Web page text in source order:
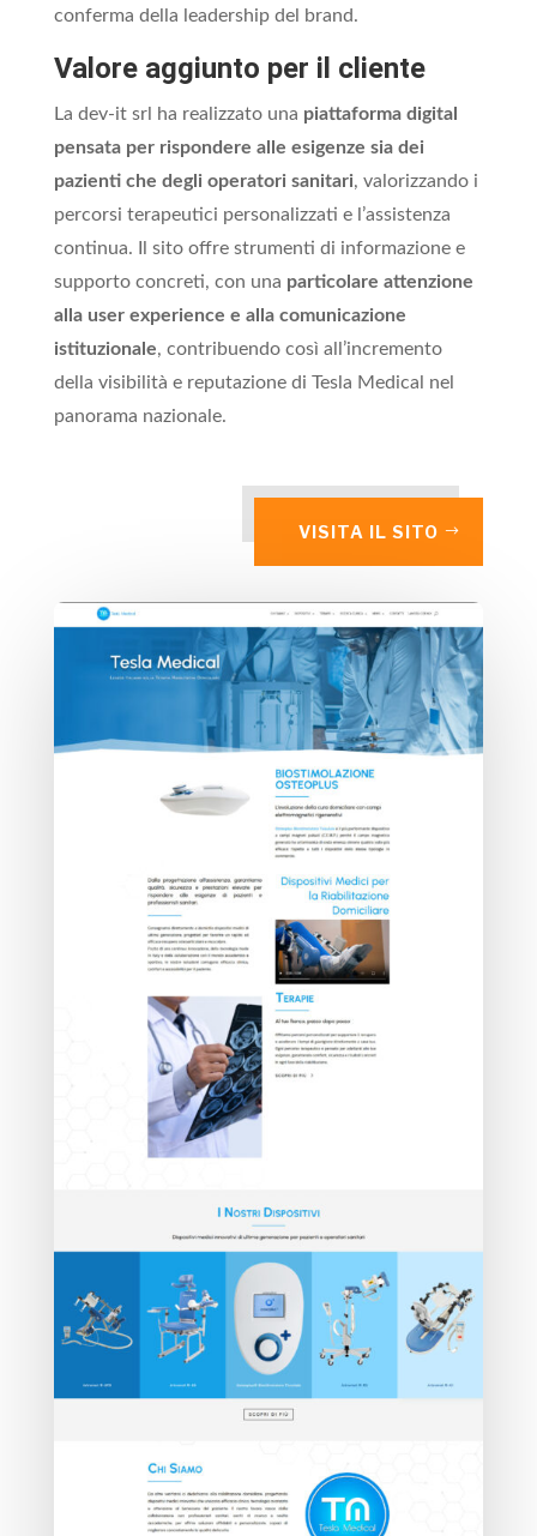
conferma della leadership del brand.
Valore aggiunto per il cliente
La dev-it srl ha realizzato una piattaforma digital
pensata per rispondere alle esigenze sia dei
pazienti che degli operatori sanitari, valorizzando i
percorsi terapeutici personalizzati e l’assistenza
continua. Il sito offre strumenti di informazione e
supporto concreti, con una particolare attenzione
alla user experience e alla comunicazione
istituzionale, contribuendo così all’incremento
della visibilità e reputazione di Tesla Medical nel
panorama nazionale.
VISITA IL SITO